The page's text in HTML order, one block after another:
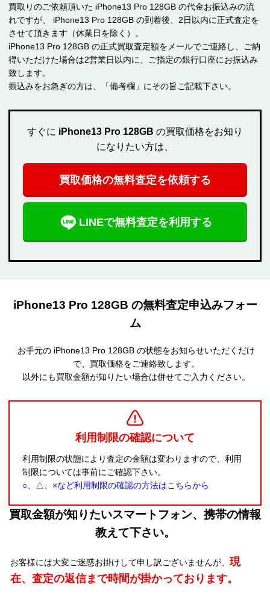
買取りのご依頼頂いた iPhone13 Pro 128GB の代金お振込みの流
れですが、 iPhone13 Pro 128GB の到着後、2日以内に正式査定を
させて頂きます（休業日を除く）。
iPhone13 Pro 128GB の正式買取査定額をメールでご連絡し、ご納
得いただけた場合は2営業日以内に、ご指定の銀行口座にお振込み
致します。
振込みをお急ぎの方は、「備考欄」にその旨ご記載下さい。
すぐに iPhone13 Pro 128GB の買取価格をお知り
になりたい方は、
買取価格の無料査定を依頼する
LINEで無料査定を利用する
iPhone13 Pro 128GB の無料査定申込みフォー
ム
お手元の iPhone13 Pro 128GB の状態をお知らせいただくだけ
で、買取価格をご連絡致します。
以外にも買取金額が知りたい場合は併せてご入力ください。
利用制限の確認について
利用制限の状態により査定の金額は変わりますので、利用
制限については事前にご確認下さい。
○、△、×など利用制限の確認の方法はこちらから
買取金額が知りたいスマートフォン、携帯の情報
教えて下さい。
お客様には大変ご迷惑お掛けして申し訳ございませんが、 現
在、査定の返信まで時間が掛かっております。